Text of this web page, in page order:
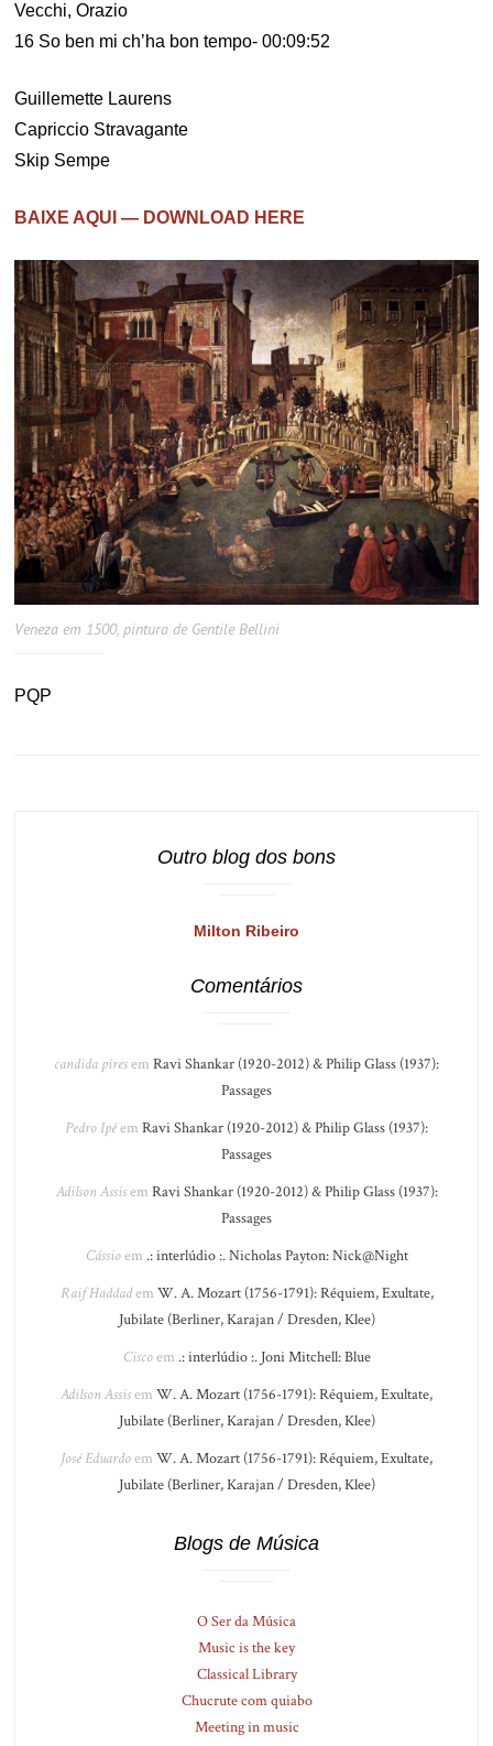
Vecchi, Orazio
16 So ben mi ch’ha bon tempo- 00:09:52
Guillemette Laurens
Capriccio Stravagante
Skip Sempe
BAIXE AQUI — DOWNLOAD HERE
Veneza em 1500, pintura de Gentile Bellini
PQP
Outro blog dos bons
Milton Ribeiro
Comentários
candida piresem Ravi Shankar (1920-2012) & Philip Glass (1937):
Passages
Pedro Ipêem Ravi Shankar (1920-2012) & Philip Glass (1937):
Passages
Adilson Assisem Ravi Shankar (1920-2012) & Philip Glass (1937):
Passages
Cássioem .: interlúdio :. Nicholas Payton: Nick@Night
Raif Haddadem W. A. Mozart (1756-1791): Réquiem, Exultate,
Jubilate (Berliner, Karajan / Dresden, Klee)
Ciscoem .: interlúdio :. Joni Mitchell: Blue
Adilson Assisem W. A. Mozart (1756-1791): Réquiem, Exultate,
Jubilate (Berliner, Karajan / Dresden, Klee)
José Eduardoem W. A. Mozart (1756-1791): Réquiem, Exultate,
Jubilate (Berliner, Karajan / Dresden, Klee)
Blogs de Música
O Ser da Música
Music is the key
Classical Library
Chucrute com quiabo
Meeting in music